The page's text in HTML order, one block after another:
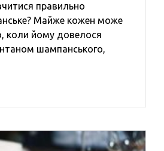
правильно
Майже кожен може
коли йому довелося
шампанського,